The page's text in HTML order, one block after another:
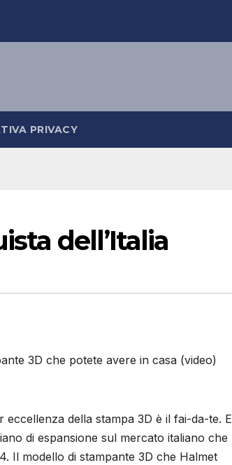
PRIVACY
dell’Italia
3D che potete avere in casa (video)
eccellenza della stampa 3D è il fai-da-te. E
di espansione sul mercato italiano che
Il modello di stampante 3D che Halmet